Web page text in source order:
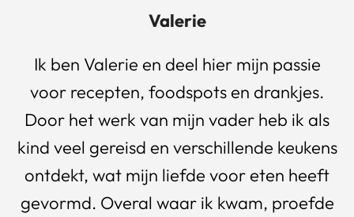
Valerie
Ik ben Valerie en deel hier mijn passie
voor recepten, foodspots en drankjes.
Door het werk van mijn vader heb ik als
kind veel gereisd en verschillende keukens
ontdekt, wat mijn liefde voor eten heeft
gevormd. Overal waar ik kwam, proefde